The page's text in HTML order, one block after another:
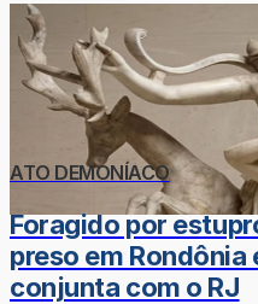
ATO DEMONÍACO
Foragido por
preso em
conjunta com o RJ